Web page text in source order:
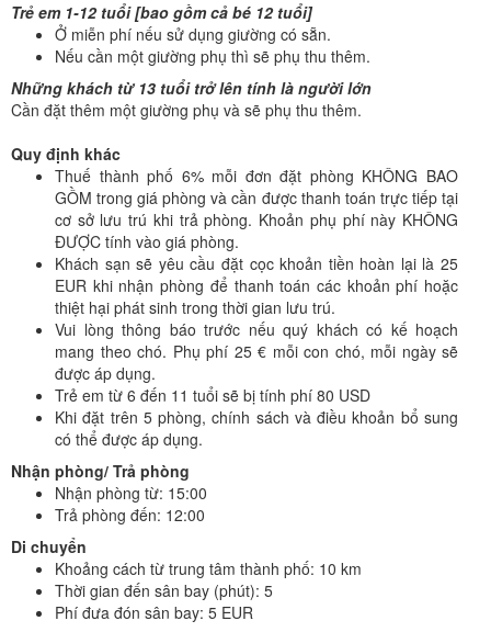
Trẻ em 1-12 tuổi [bao gồm cả bé 12 tuổi]
Ở miễn phí nếu sử dụng giường có sẵn.
Nếu cần một giường phụ thì sẽ phụ thu thêm.
Những khách từ 13 tuổi trở lên tính là người lớn
Cần đặt thêm một giường phụ và sẽ phụ thu thêm.
Quy định khác
Thuế thành phố 6% mỗi đơn đặt phòng KHÔNG BAO
GỒM trong giá phòng và cần được thanh toán trực tiếp tại
cơ sở lưu trú khi trả phòng. Khoản phụ phí này KHÔNG
ĐƯỢC tính vào giá phòng.
Khách sạn sẽ yêu cầu đặt cọc khoản tiền hoàn lại là 25
EUR khi nhận phòng để thanh toán các khoản phí hoặc
thiệt hại phát sinh trong thời gian lưu trú.
Vui lòng thông báo trước nếu quý khách có kế hoạch
mang theo chó. Phụ phí 25 € mỗi con chó, mỗi ngày sẽ
được áp dụng.
Trẻ em từ 6 đến 11 tuổi sẽ bị tính phí 80 USD
Khi đặt trên 5 phòng, chính sách và điều khoản bổ sung
có thể được áp dụng.
Nhận phòng/ Trả phòng
Nhận phòng từ: 15:00
Trả phòng đến: 12:00
Di chuyển
Khoảng cách từ trung tâm thành phố: 10 km
Thời gian đến sân bay (phút): 5
Phí đưa đón sân bay: 5 EUR